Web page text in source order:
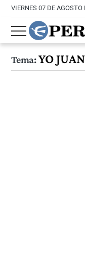
VIERNES 07 DE AGOSTO
Tema:YO